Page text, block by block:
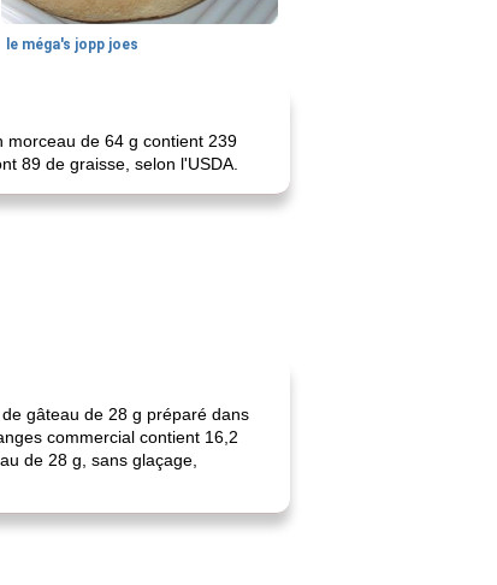
le méga's jopp joes
morceau de 64 g contient 239
89 de graisse, selon l'USDA.
gâteau de 28 g préparé dans
commercial contient 16,2
de 28 g, sans glaçage,